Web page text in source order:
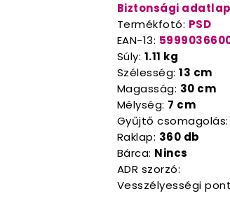
Biztonsági adatlap
Termékfotó: PSD
EAN-13:
Súly: 1.11 kg
Szélesség:13 cm
Magasság: 30 cm
Mélység: 7 cm
Gyűjtő csomagolás:
Raklap: 360 db
Bárca: Nincs
ADR szorzó:
Vesszélyességi